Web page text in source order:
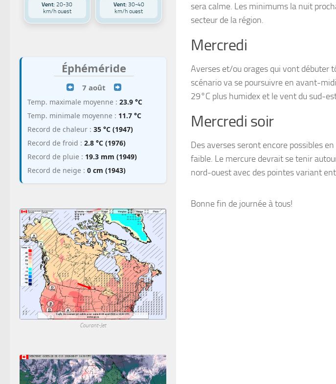
sera calme. Les minimums la nuit
secteur de la région.
Mercredi
Averses et/ou orages qui vont débuter
scénario va se poursuivre en avant-
29°C plus humidex et le vent du sud-
Mercredi soir
Des averses seront encore possibles
faible. Le mercure devrait se tenir
nord-ouest avec des pointes variant
Bonne fin de journée à tous!
Vent: 20-30
km/h ouest
Vent:30-40
km/h ouest
Éphéméride
7 août
Temp. maximale moyenne : 23.9 °C
Temp. minimale moyenne : 11.7 °C
Record de chaleur : 35 °C (1947)
Record de froid : 2.8 °C (1976)
Record de pluie : 19.3 mm (1949)
Record de neige : 0 cm (1943)
Courant-Jet